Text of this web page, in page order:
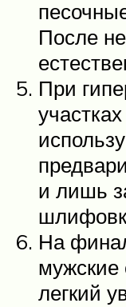
После
При
и лишь
На
мужские
легкий